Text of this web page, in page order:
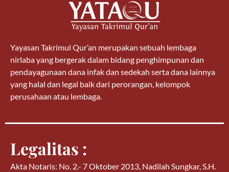
Yayasan Takrimul Qur’an merupakan sebuah lembaga
nirlaba yang bergerak dalam bidang penghimpunan dan
pendayagunaan dana infak dan sedekah serta dana lainnya
yang halal dan legal baik dari perorangan, kelompok
perusahaan atau lembaga.
Legalitas :
Akta Notaris: No. 2.- 7 Oktober 2013, Nadilah Sungkar, S.H.